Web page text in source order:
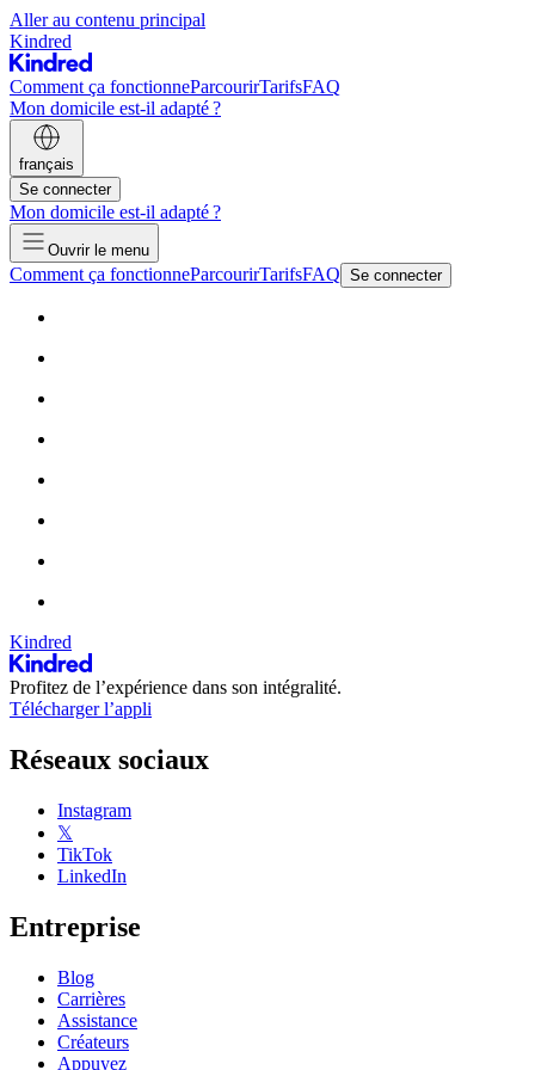
Aller au contenu principal
Kindred
Comment ça fonctionneParcourirTarifsFAQ
Mon domicile est-il adapté ?
français
Se connecter
Mon domicile est-il adapté ?
Ouvrir le menu
Comment ça fonctionneParcourirTarifsFAQ Se connecter
Kindred
Profitez de l’expérience dans son intégralité.
Télécharger l’appli
Réseaux sociaux
Instagram
𝕏
TikTok
LinkedIn
Entreprise
Blog
Carrières
Assistance
Créateurs
Appuyez